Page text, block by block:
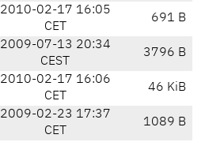
2010-02-17 16:05
CET
691 B
2009-07-13 20:34
CEST
3796 B
2010-02-17 16:06
CET
46 KiB
2009-02-23 17:37
CET
1089 B